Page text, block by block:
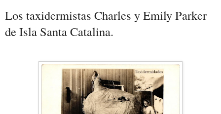
Los taxidermistas Charles y Emily Parker
de Isla Santa Catalina.